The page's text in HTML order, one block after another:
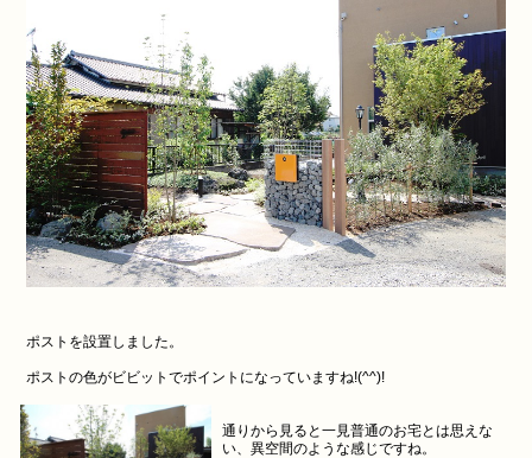
ポストを設置しました。
ポストの色がビビットでポイントになっていますね!(^^)!
通りから見ると一見普通のお宅とは思えな
い、異空間のような感じですね。